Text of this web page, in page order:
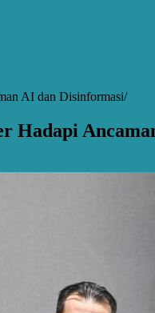
AI dan Disinformasi
Hadapi